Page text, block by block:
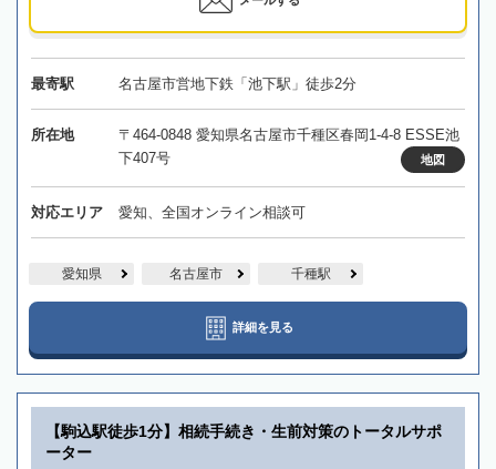
最寄駅 名古屋市営地下鉄「池下駅」徒歩2分
所在地
〒464-0848 愛知県名古屋市千種区春岡1-4-8 ESSE池
下407号
地図
対応エリア 愛知、全国オンライン相談可
愛知県 名古屋市 千種駅
詳細を見る
【駒込駅徒歩1分】相続手続き・生前対策のトータルサポ
ーター